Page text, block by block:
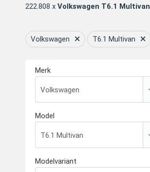
222.808 x Volkswagen T6.1 Multivan
Volkswagen T6.1 Multivan
Merk
Model
Modelvariant